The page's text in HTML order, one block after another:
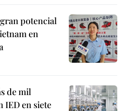
potencial
en
de mil
IED en siete